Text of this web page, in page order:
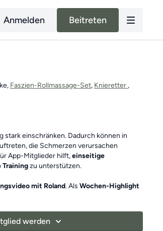
Anmelden Beitreten
Faszien-Rollmassage-Set, Knieretter ,
stark einschränken. Dadurch können in
die Schmerzen verursachen
App-Mitglieder hilft,einseitige
Trainingzu unterstützen.
mit Roland. AlsWochen-Highlight
mit verschiedenen Schwerpunkten
gesundes
werden